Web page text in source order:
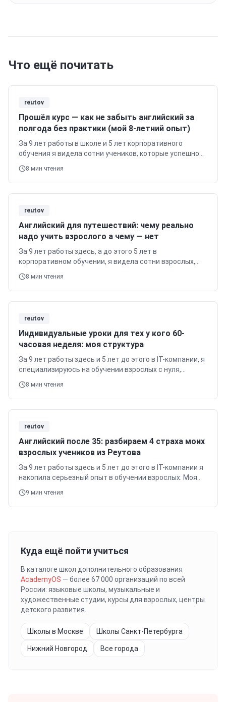
Что ещё почитать
reutov
Прошёл курс — как не забыть английский за
полгода без практики (мой 8-летний опыт)
За 9 лет работы в школе и 5 лет корпоративного
обучения я видела сотни учеников, которые успешно
освоили английский, а потом сталкивались с
вопросом: как не забыть английский за…
8 мин чтения
reutov
Английский для путешествий: чему реально
надо учить взрослого а чему — нет
За 9 лет работы здесь, а до этого 5 лет в
корпоративном обучении, я видела сотни взрослых,
которые хотят заговорить на английском, в том числе
и для путешествий.
8 мин чтения
reutov
Индивидуальные уроки для тех у кого 60-
часовая неделя: моя структура
За 9 лет работы здесь и 5 лет до этого в IT-компании, я
специализируюсь на обучении взрослых с нуля,
бизнес-английскому и IT-лексике.
8 мин чтения
reutov
Английский после 35: разбираем 4 страха моих
взрослых учеников из Реутова
За 9 лет работы здесь и 5 лет до этого в IT-компании я
накопила серьезный опыт в обучении взрослых. Моя
специализация — это студенты с нуля, бизнес-
английский и IT-лексика.
9 мин чтения
Куда ещё пойти учиться
В каталоге школ дополнительного образования
AcademyOS — более 67 000 организаций по всей
России: языковые школы, музыкальные и
художественные студии, курсы для взрослых, центры
детского развития.
Школы в Москве Школы Санкт-Петербурга
Нижний Новгород Все города